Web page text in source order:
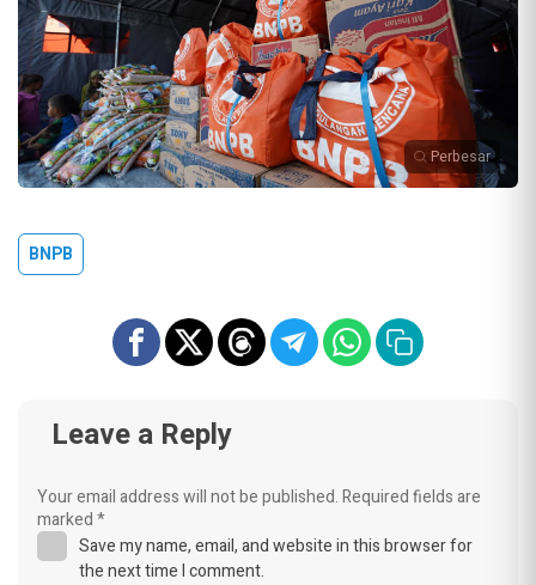
Perbesar
BNPB
Leave a Reply
Your email address will not be published.Required fields are
marked*
Save my name, email, and website in this browser for
the next time I comment.